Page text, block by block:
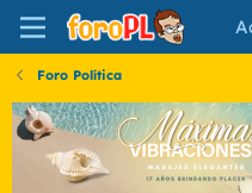
Foro Política